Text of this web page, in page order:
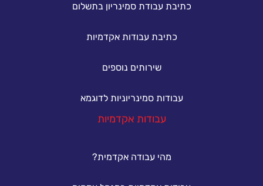
כתיבת עבודת סמינריון בתשלום
כתיבת עבודות אקדמיות
שירותים נוספים
עבודות סמינריוניות לדוגמא
עבודות אקדמיות
מהי עבודה אקדמית?